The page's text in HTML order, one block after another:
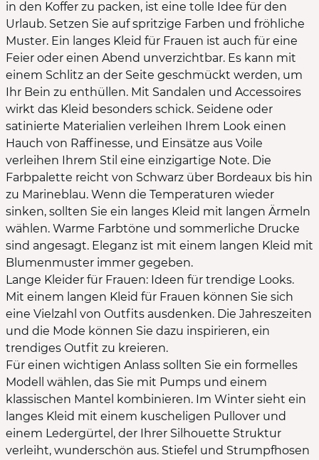
in den Koffer zu packen, ist eine tolle Idee für den
Urlaub. Setzen Sie auf spritzige Farben und fröhliche
Muster. Ein langes Kleid für Frauen ist auch für eine
Feier oder einen Abend unverzichtbar. Es kann mit
einem Schlitz an der Seite geschmückt werden, um
Ihr Bein zu enthüllen. Mit Sandalen und Accessoires
wirkt das Kleid besonders schick. Seidene oder
satinierte Materialien verleihen Ihrem Look einen
Hauch von Raffinesse, und Einsätze aus Voile
verleihen Ihrem Stil eine einzigartige Note. Die
Farbpalette reicht von Schwarz über Bordeaux bis hin
zu Marineblau. Wenn die Temperaturen wieder
sinken, sollten Sie ein langes Kleid mit langen Ärmeln
wählen. Warme Farbtöne und sommerliche Drucke
sind angesagt. Eleganz ist mit einem langen Kleid mit
Blumenmuster immer gegeben.
Lange Kleider für Frauen: Ideen für trendige Looks.
Mit einem langen Kleid für Frauen können Sie sich
eine Vielzahl von Outfits ausdenken. Die Jahreszeiten
und die Mode können Sie dazu inspirieren, ein
trendiges Outfit zu kreieren.
Für einen wichtigen Anlass sollten Sie ein formelles
Modell wählen, das Sie mit Pumps und einem
klassischen Mantel kombinieren. Im Winter sieht ein
langes Kleid mit einem kuscheligen Pullover und
einem Ledergürtel, der Ihrer Silhouette Struktur
verleiht, wunderschön aus. Stiefel und Strumpfhosen